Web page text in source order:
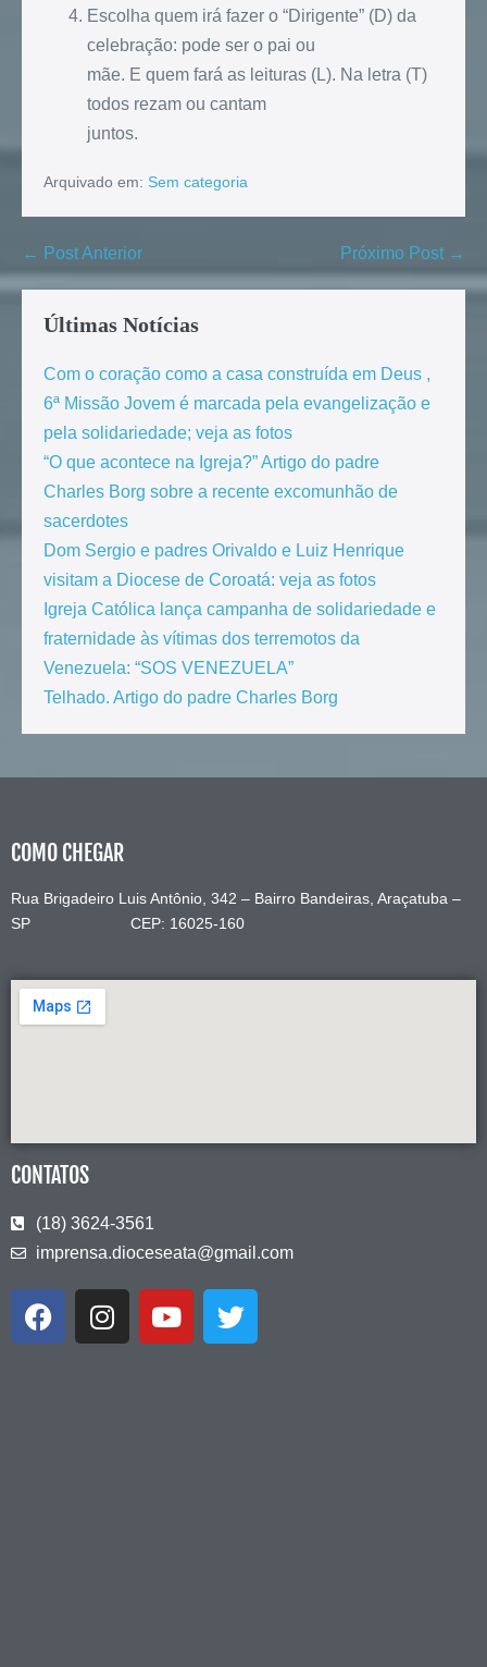
Escolha quem irá fazer o “Dirigente” (D) da
celebração: pode ser o pai ou
mãe. E quem fará as leituras (L). Na letra (T)
todos rezam ou cantam
juntos.
Arquivado em: Sem categoria
← Post Anterior Próximo Post →
Últimas Notícias
Com o coração como a casa construída em Deus ,
6ª Missão Jovem é marcada pela evangelização e
pela solidariedade; veja as fotos
“O que acontece na Igreja?” Artigo do padre
Charles Borg sobre a recente excomunhão de
sacerdotes
Dom Sergio e padres Orivaldo e Luiz Henrique
visitam a Diocese de Coroatá: veja as fotos
Igreja Católica lança campanha de solidariedade e
fraternidade às vítimas dos terremotos da
Venezuela: “SOS VENEZUELA”
Telhado. Artigo do padre Charles Borg
COMO CHEGAR
Rua Brigadeiro Luis Antônio, 342 – Bairro Bandeiras, Araçatuba –
SP CEP: 16025-160
CONTATOS
(18) 3624-3561
imprensa.dioceseata@gmail.com